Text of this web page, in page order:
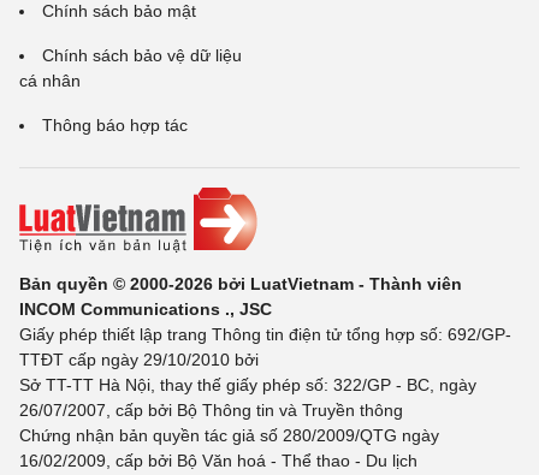
Chính sách bảo mật
Chính sách bảo vệ dữ liệu
cá nhân
Thông báo hợp tác
Bản quyền © 2000-2026 bởi LuatVietnam - Thành viên
INCOM Communications ., JSC
Giấy phép thiết lập trang Thông tin điện tử tổng hợp số: 692/GP-
TTĐT cấp ngày 29/10/2010 bởi
Sở TT-TT Hà Nội, thay thế giấy phép số: 322/GP - BC, ngày
26/07/2007, cấp bởi Bộ Thông tin và Truyền thông
Chứng nhận bản quyền tác giả số 280/2009/QTG ngày
16/02/2009, cấp bởi Bộ Văn hoá - Thể thao - Du lịch